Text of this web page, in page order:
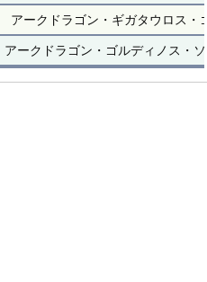
アークドラゴン・ギガタウロス
アークドラゴン・ゴルディノス・